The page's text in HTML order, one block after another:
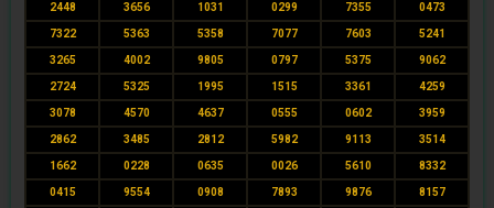
2448 3656 1031 0299 7355 0473
7322 5363 5358 7077 7603 5241
3265 4002 9805 0797 5375 9062
2724 5325 1995 1515 3361 4259
3078 4570 4637 0555 0602 3959
2862 3485 2812 5982 9113 3514
1662 0228 0635 0026 5610 8332
0415 9554 0908 7893 9876 8157